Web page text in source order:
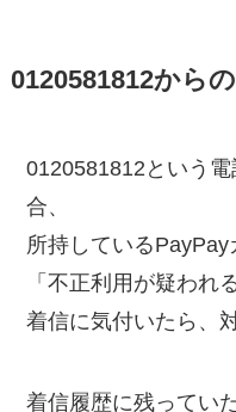
0120581812から
0120581812という
合、
所持しているPayPay
「不正利用が疑われ
着信に気付いたら、
着信履歴に残ってい